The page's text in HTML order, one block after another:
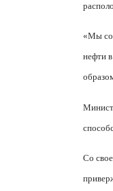
«Мы
нефти
Со